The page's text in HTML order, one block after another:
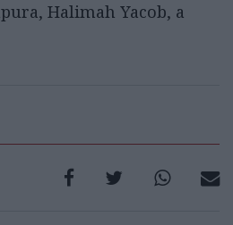
Halimah Yacob, a